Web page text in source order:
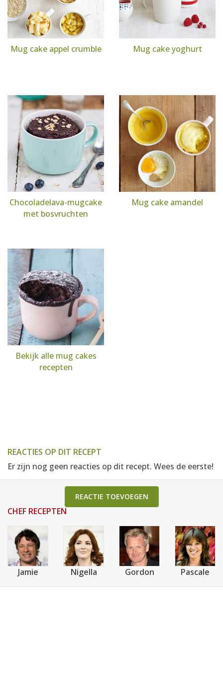
Mug cake appel crumble Mug cake yoghurt
Chocoladelava-mugcake
met bosvruchten
Mug cake amandel
Bekijk alle mug cakes
recepten
REACTIES OP DIT RECEPT
Er zijn nog geen reacties op dit recept. Wees de eerste!
REACTIE TOEVOEGEN
CHEF RECEPTEN
Jamie Nigella Gordon Pascale